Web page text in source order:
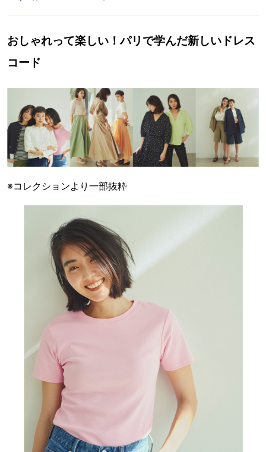
おしゃれって楽しい！パリで学んだ新しいドレス
コード
※コレクションより一部抜粋